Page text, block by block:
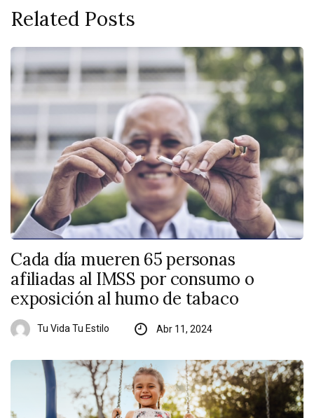
Related Posts
Cada día mueren 65 personas
afiliadas al IMSS por consumo o
exposición al humo de tabaco
Tu Vida Tu Estilo Abr 11, 2024